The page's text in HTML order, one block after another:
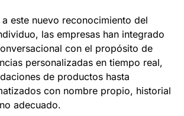
este nuevo reconocimiento del
las empresas han integrado
con el propósito de
personalizadas en tiempo real,
de productos hasta
con nombre propio, historial
adecuado.